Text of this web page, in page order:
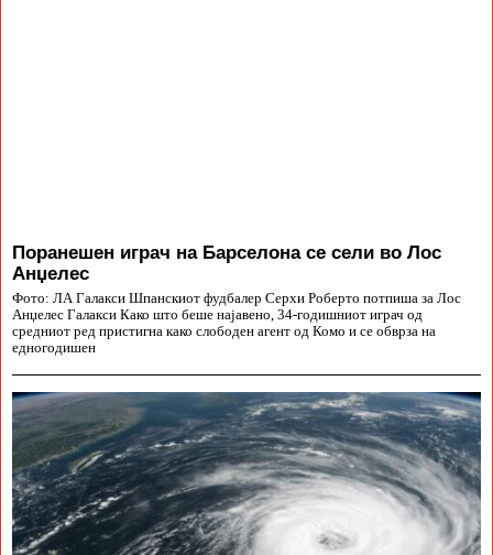
Поранешен играч на Барселона се сели во Лос
Анџелес
Фото: ЛА Галакси Шпанскиот фудбалер Серхи Роберто потпиша за Лос
Анџелес Галакси Како што беше најавено, 34-годишниот играч од
средниот ред пристигна како слободен агент од Комо и се обврза на
едногодишен